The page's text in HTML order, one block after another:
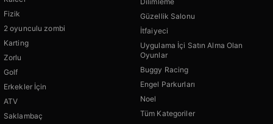
Fizik
2 oyunculu zombi
Karting
Zorlu
Golf
Erkekler İçin
ATV
Saklambaç
Güzellik Salonu
İtfaiyeci
Uygulama İçi Satın Alma Olan
Oyunlar
Buggy Racing
Engel Parkurları
Noel
Tüm Kategoriler